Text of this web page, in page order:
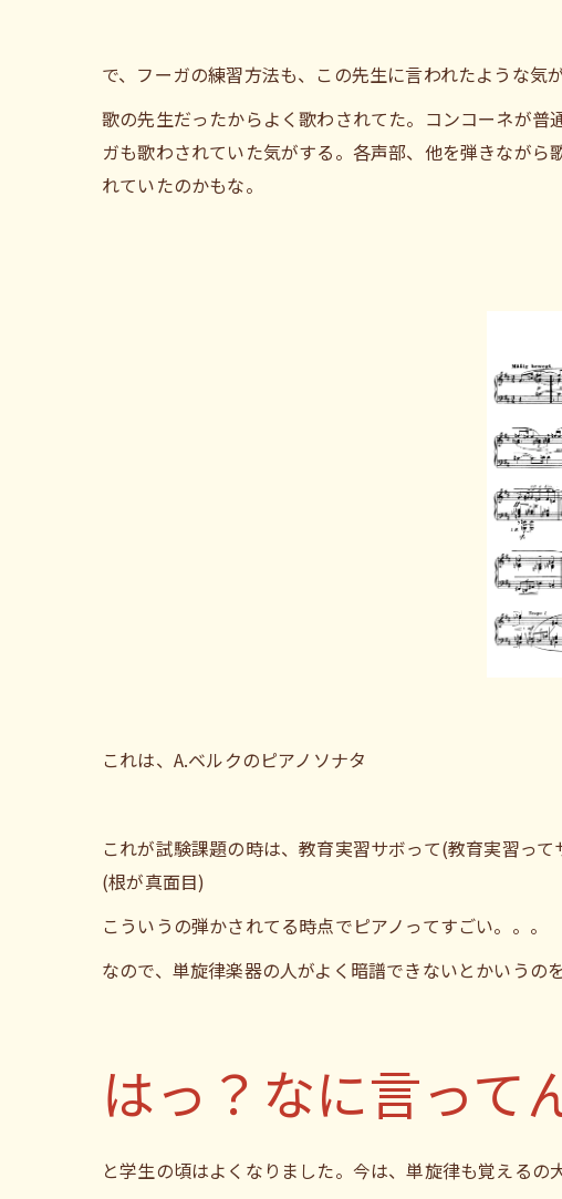
で、フーガの練習方法も、この先生に言われたような気
歌の先生だったからよく歌わされてた。コンコーネが
ガも歌わされていた気がする。各声部、他を弾きなが
れていたのかもな。
これは、A.ベルクのピアノソナタ
これが試験課題の時は、教育実習サボって(教育実習っ
(根が真面目)
こういうの弾かされてる時点でピアノってすごい。。。
なので、単旋律楽器の人がよく暗譜できないとかいうの
はっ？なに言って
と学生の頃はよくなりました。今は、単旋律も覚える